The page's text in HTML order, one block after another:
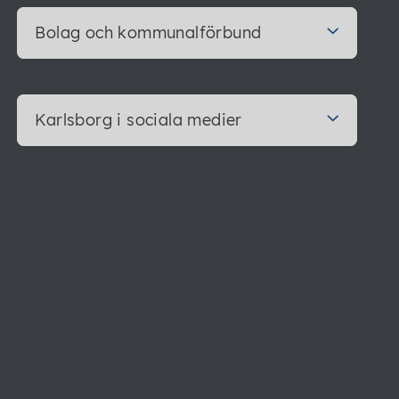
Bolag och kommunalförbund
Karlsborg i sociala medier